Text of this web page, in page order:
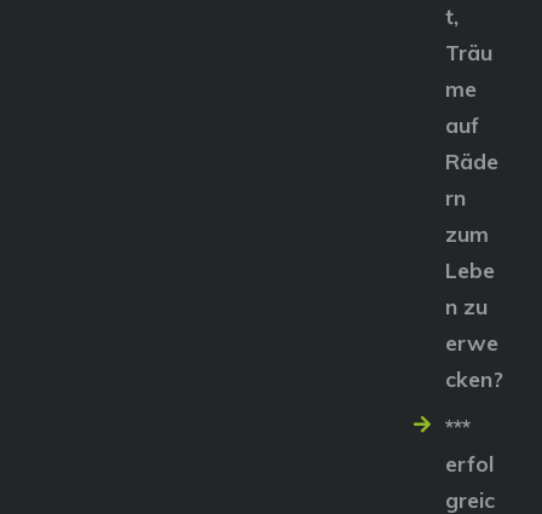
t,
Träu
me
auf
Räde
rn
zum
Lebe
n zu
erwe
cken?
***
erfol
greic